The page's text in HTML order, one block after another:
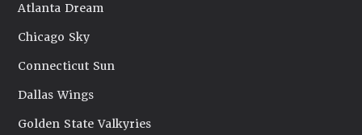
Atlanta Dream
Chicago Sky
Connecticut Sun
Dallas Wings
Golden State Valkyries